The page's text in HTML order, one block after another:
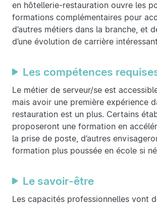
en hôtellerie-restauration ouvre les
formations complémentaires pour
d’autres métiers dans la branche, et
d’une évolution de carrière
Les compétences
Le métier de serveur/se est
mais avoir une première expérience
restauration est un plus. Certains
proposeront une formation en
la prise de poste, d’autres
formation plus poussée en école si
Le savoir-être
Les capacités professionnelles vont